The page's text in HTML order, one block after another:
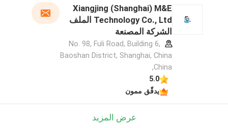
Xiangjing (Shanghai) M&E
Technology Co., Ltd الملف
الشركة المصنعة
No. 98, Fuli Road, Building 6,
Baoshan District, Shanghai, China
,China
5.0
يدقّق ممون
عرض المزيد